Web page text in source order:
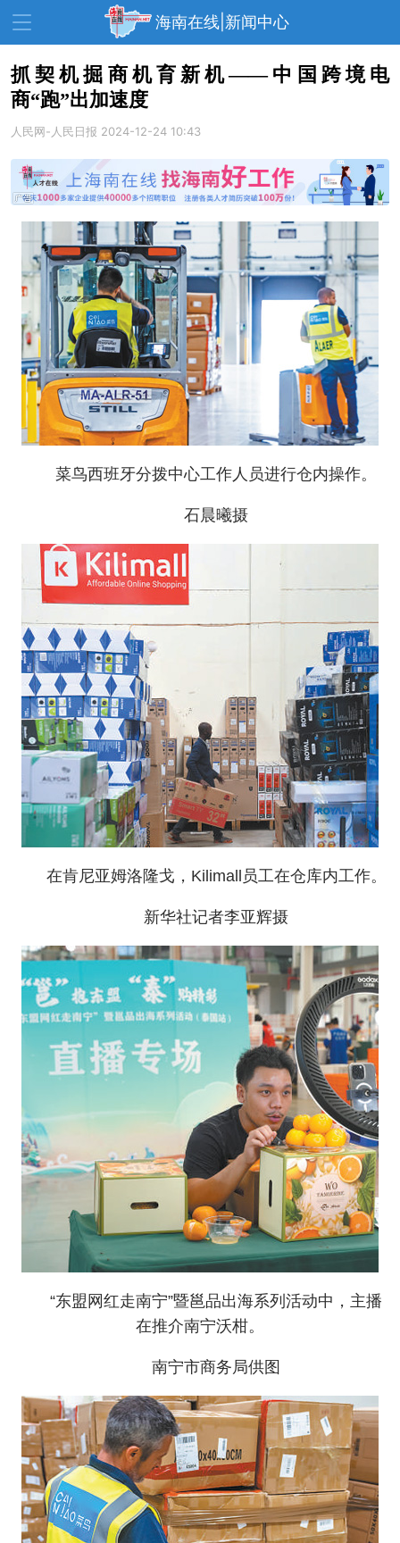
海南在线|新闻中心
资讯中心 热点
教育 健康 房产
生活 演出 活动
展会 走读海南 周末去哪儿
人才在线 天涯企服
抓契机掘商机育新机——中国跨境电
商“跑”出加速度
人民网-人民日报 2024-12-24 10:43
菜鸟西班牙分拨中心工作人员进行仓内操作。
石晨曦摄
在肯尼亚姆洛隆戈，Kilimall员工在仓库内工作。
新华社记者李亚辉摄
“东盟网红走南宁”暨邕品出海系列活动中，主播
在推介南宁沃柑。
南宁市商务局供图